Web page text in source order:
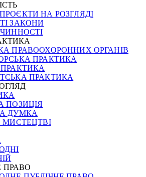
НА РОЗГЛЯДІ
ЗАКОНИ
ПРАВООХОРОННИХ ОРГАНІВ
ПРАКТИКА
ПРАКТИКА
ПОЗИЦІЯ
ДУМКА
МИСТЕЦТВІ
ПРАВО